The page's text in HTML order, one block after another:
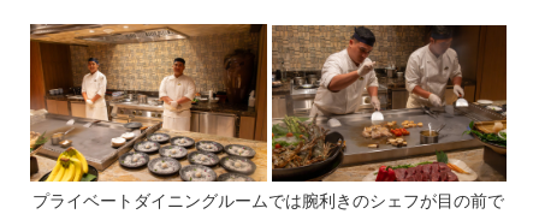
プライベートダイニングルームでは腕利きのシェフが目の前で